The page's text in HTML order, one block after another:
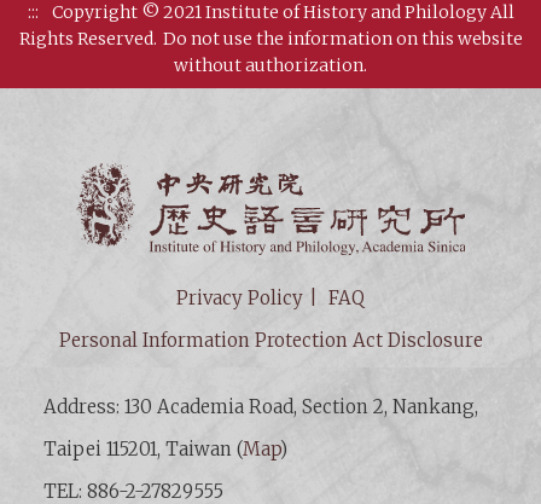
:::
Copyright © 2021 Institute of History and Philology All
Rights Reserved. Do not use the information on this website
without authorization.
Privacy Policy
FAQ
Personal Information Protection Act Disclosure
Address: 130 Academia Road, Section 2, Nankang,
Taipei 115201, Taiwan (Map)
TEL: 886-2-27829555